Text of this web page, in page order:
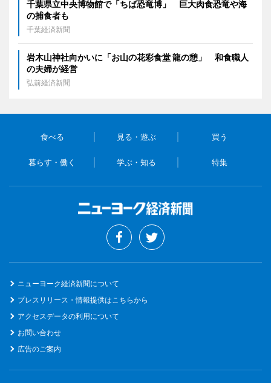
千葉県立中央博物館で「ちば恐竜博」 巨大肉食恐竜や海
の捕食者も
千葉経済新聞
岩木山神社向かいに「お山の花彩食堂 龍の憩」 和食職人
の夫婦が経営
弘前経済新聞
食べる 見る・遊ぶ 買う
暮らす・働く 学ぶ・知る 特集
ニューヨーク経済新聞について
プレスリリース・情報提供はこちらから
アクセスデータの利用について
お問い合わせ
広告のご案内